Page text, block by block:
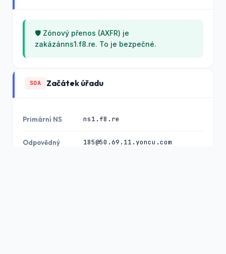
🛡️ Zónový přenos (AXFR) je
zakázánns1.f8.re. To je bezpečné.
SOA Začátek úřadu
Primární NS ns1.f8.re
Odpovědný 185@50.69.11.yoncu.com